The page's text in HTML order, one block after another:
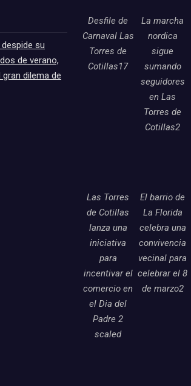
su
de verano,
dilema de
Desfile de
Carnaval Las
Torres de
Cotillas17
La marcha
nordica
sigue
sumando
seguidores
en Las
Torres de
Cotillas2
Las Torres
de Cotillas
lanza una
iniciativa
para
incentivar el
comercio en
el Dia del
Padre 2
scaled
El barrio de
La Florida
celebra una
convivencia
vecinal para
celebrar el 8
de marzo2